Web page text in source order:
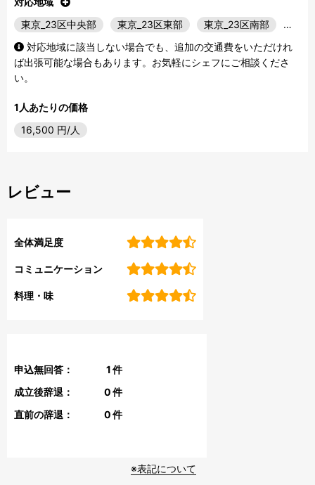
東京_23区中央部
東京_23区東部 東京_23区南部
…
対応地域に該当しない場合でも、追加の交通費をいただけれ
ば出張可能な場合もあります。お気軽にシェフにご相談くださ
い。
1人あたりの価格
16,500 円/人
レビュー
全体満足度
コミュニケーション
料理・味
申込無回答： 1件
成立後辞退：
0件
直前の辞退：
0件
※表記について